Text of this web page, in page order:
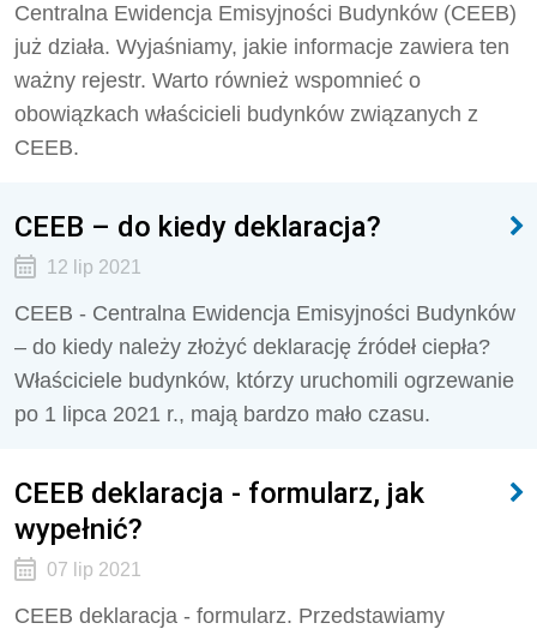
Centralna Ewidencja Emisyjności Budynków (CEEB)
już działa. Wyjaśniamy, jakie informacje zawiera ten
ważny rejestr. Warto również wspomnieć o
obowiązkach właścicieli budynków związanych z
CEEB.
CEEB – do kiedy deklaracja?
12 lip 2021
CEEB - Centralna Ewidencja Emisyjności Budynków
– do kiedy należy złożyć deklarację źródeł ciepła?
Właściciele budynków, którzy uruchomili ogrzewanie
po 1 lipca 2021 r., mają bardzo mało czasu.
CEEB deklaracja - formularz, jak
wypełnić?
07 lip 2021
CEEB deklaracja - formularz. Przedstawiamy